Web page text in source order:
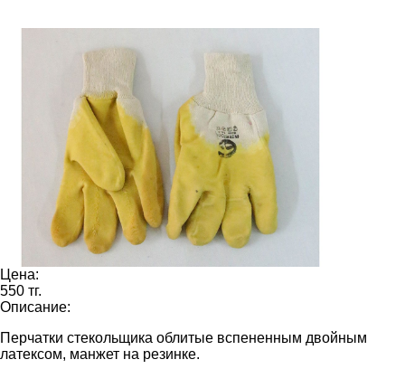
Цена:
550 тг.
Описание:
Перчатки стекольщика облитые вспененным двойным
латексом, манжет на резинке.